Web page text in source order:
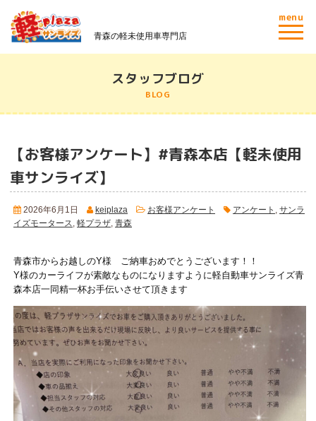
青森の軽未使用車専門店
menu
スタッフブログ
BLOG
【お客様アンケート】#青森本店【軽未使用
車サンライズ】
2026年6月1日 keiplaza お客様アンケート アンケート
サンラ
イズモータース
軽プラザ 青森
青森市からお越しのY様 ご納車おめでとうございます！！
Y様のカーライフが素敵なものになりますように軽自動車サンライズ青
森本店一同精一杯お手伝いさせて頂きます